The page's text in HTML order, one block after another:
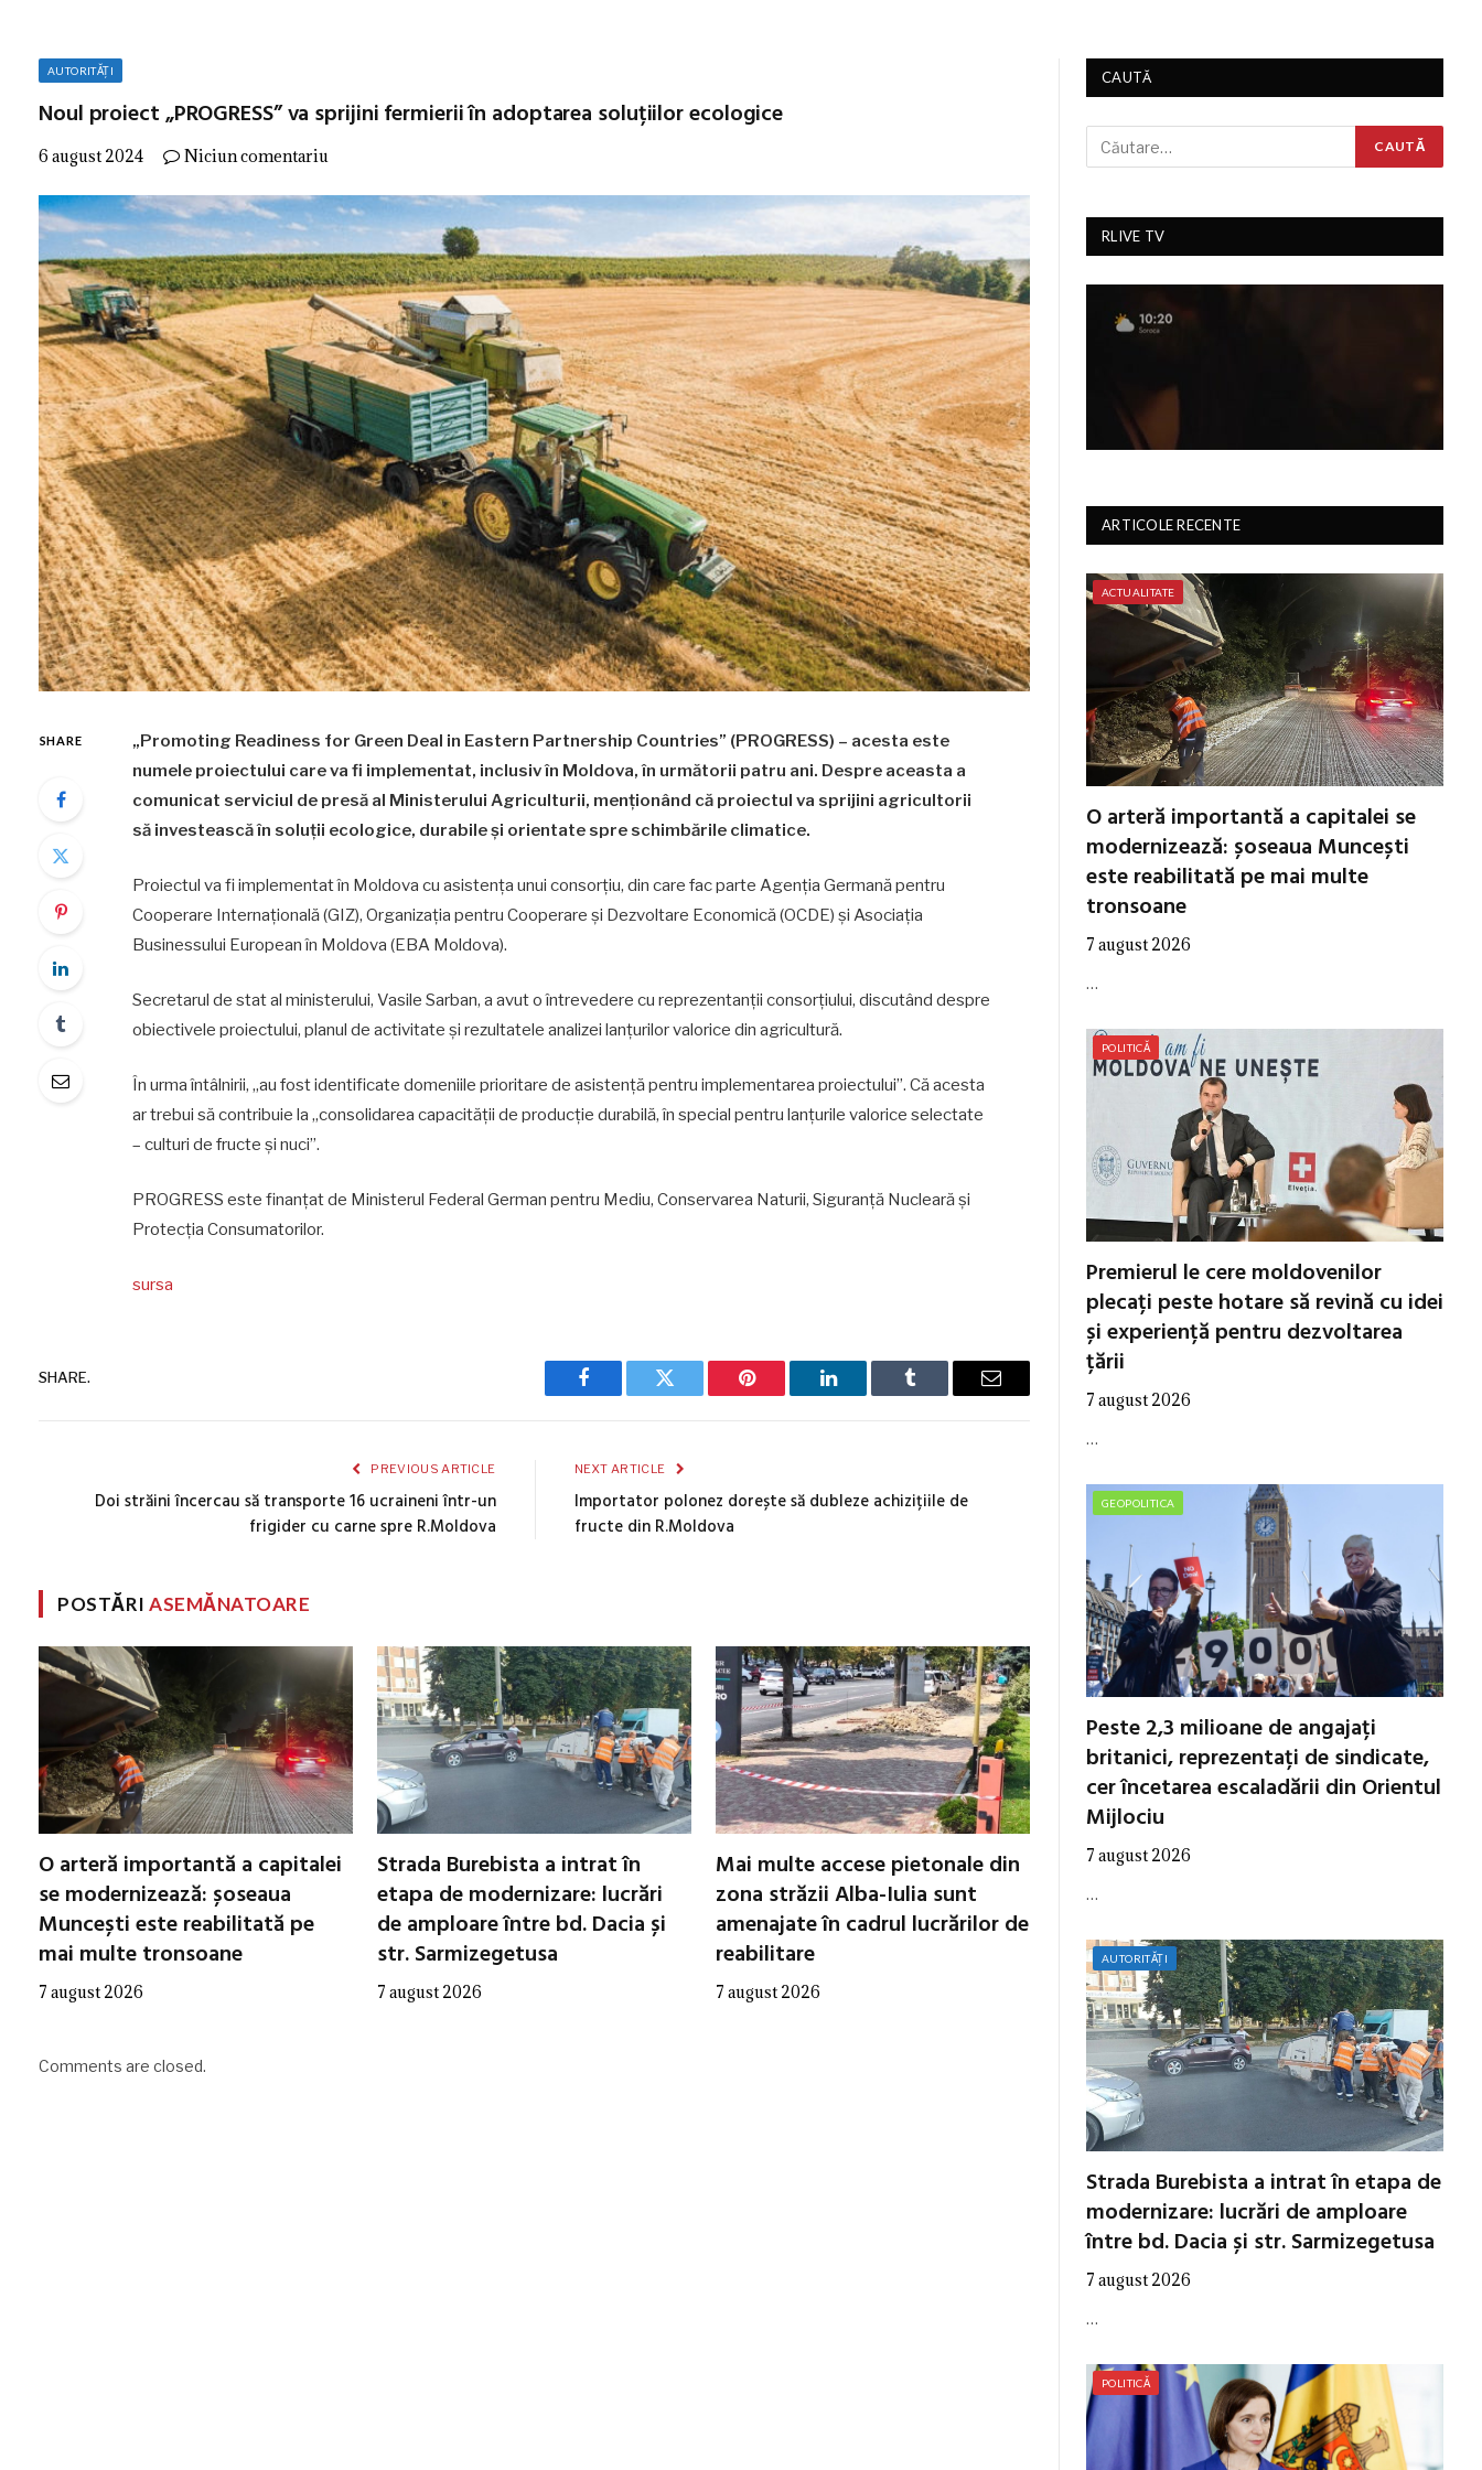
AUTORITĂȚI
Noul proiect „PROGRESS” va sprijini fermierii în adoptarea soluțiilor ecologice
6 august 2024 Niciun comentariu
SHARE
„Promoting Readiness for Green Deal in Eastern Partnership Countries” (PROGRESS) – acesta este
numele proiectului care va fi implementat, inclusiv în Moldova, în următorii patru ani. Despre aceasta a
comunicat serviciul de presă al Ministerului Agriculturii, menţionând că proiectul va sprijini agricultorii
să investească în soluţii ecologice, durabile şi orientate spre schimbările climatice.
Proiectul va fi implementat în Moldova cu asistenţa unui consorţiu, din care fac parte Agenţia Germană pentru
Cooperare Internaţională (GIZ), Organizaţia pentru Cooperare şi Dezvoltare Economică (OCDE) şi Asociaţia
Businessului European în Moldova (EBA Moldova).
Secretarul de stat al ministerului, Vasile Sarban, a avut o întrevedere cu reprezentanţii consorţiului, discutând despre
obiectivele proiectului, planul de activitate şi rezultatele analizei lanţurilor valorice din agricultură.
În urma întâlnirii, „au fost identificate domeniile prioritare de asistenţă pentru implementarea proiectului”. Că acesta
ar trebui să contribuie la „consolidarea capacităţii de producţie durabilă, în special pentru lanţurile valorice selectate
– culturi de fructe şi nuci”.
PROGRESS este finanţat de Ministerul Federal German pentru Mediu, Conservarea Naturii, Siguranţă Nucleară şi
Protecţia Consumatorilor.
sursa
SHARE.
Facebook Twitter Pinterest LinkedIn Tumblr Email
PREVIOUS ARTICLE
Doi străini încercau să transporte 16 ucraineni într-un
frigider cu carne spre R.Moldova
NEXT ARTICLE
Importator polonez dorește să dubleze achizițiile de
fructe din R.Moldova
POSTĂRIASEMĂNATOARE
O arteră importantă a capitalei
se modernizează: șoseaua
Muncești este reabilitată pe
mai multe tronsoane
7 august 2026
Strada Burebista a intrat în
etapa de modernizare: lucrări
de amploare între bd. Dacia și
str. Sarmizegetusa
7 august 2026
Mai multe accese pietonale din
zona străzii Alba-Iulia sunt
amenajate în cadrul lucrărilor de
reabilitare
7 august 2026
Comments are closed.
CAUTĂ
RLIVE TV
ARTICOLE RECENTE
ACTUALITATE
O arteră importantă a capitalei se
modernizează: șoseaua Muncești
este reabilitată pe mai multe
tronsoane
7 august 2026
…
POLITICĂ
Premierul le cere moldovenilor
plecați peste hotare să revină cu idei
și experiență pentru dezvoltarea
țării
7 august 2026
…
GEOPOLITICA
Peste 2,3 milioane de angajați
britanici, reprezentați de sindicate,
cer încetarea escaladării din Orientul
Mijlociu
7 august 2026
…
AUTORITĂȚI
Strada Burebista a intrat în etapa de
modernizare: lucrări de amploare
între bd. Dacia și str. Sarmizegetusa
7 august 2026
…
POLITICĂ